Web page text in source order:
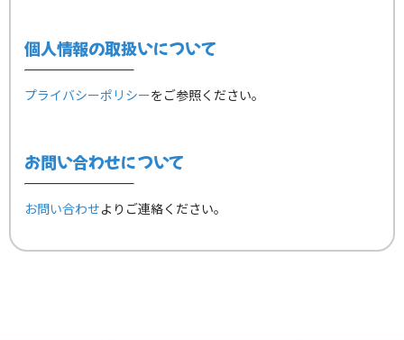
個人情報の取扱いについて
プライバシーポリシーをご参照ください。
お問い合わせについて
お問い合わせよりご連絡ください。